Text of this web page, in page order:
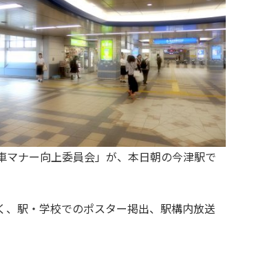
ナー向上委員会」が、本日朝の今津駅で
駅・学校でのポスター掲出、駅構内放送